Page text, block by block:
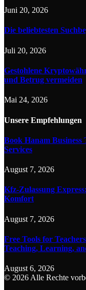
Juni 20, 2026
Die beliebtesten
Juli 20, 2026
Gestohlene
und Betrug vermeiden
Mai 24, 2026
Unsere Empfehlungen
Book Hanam Business
Services
August 7, 2026
Kfz-Zulassung
Komfort
August 7, 2026
Free Tools for
Teaching, Learning,
August 6, 2026
© 2026 Alle Rechte